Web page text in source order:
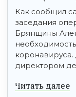
Как сообщил
заседания
Брянщины
директором
Читать далее